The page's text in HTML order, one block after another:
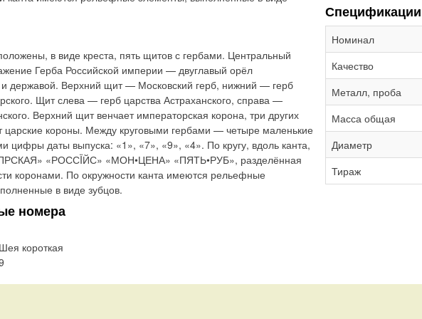
в виде креста, пять щитов с гербами. Центральный
Герба Российской империи — двуглавый орёл
и державой. Верхний щит — Московский герб, нижний — герб
Щит слева — герб царства Астраханского, справа —
Верхний щит венчает императорская корона, три других
царские короны. Между круговыми гербами — четыре маленькие
цифры даты выпуска: «1», «7», «9», «4». По кругу, вдоль канта,
«РОССÏЙС» «МОН•ЦЕНА» «ПЯТЬ•РУБ», разделённая
коронами. По окружности канта имеются рельефные
в виде зубцов.
номера
короткая
Спецификации
Номинал
Качество
Металл, проба
Масса общая
Диаметр
Тираж